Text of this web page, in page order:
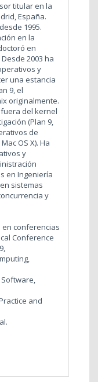
titular en la
España.
1995.
en la
en
2003 ha
y
una estancia
9, el
originalmente.
del kernel
(Plan 9,
de
OS X). Ha
y
en Ingeniería
sistemas
y
en conferencias
Conference
Software,
and